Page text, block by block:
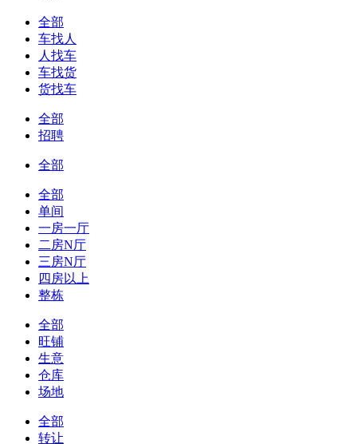
全部
车找人
人找车
车找货
货找车
全部
招聘
全部
全部
单间
一房一厅
二房N厅
三房N厅
四房以上
整栋
全部
旺铺
生意
仓库
场地
全部
转让